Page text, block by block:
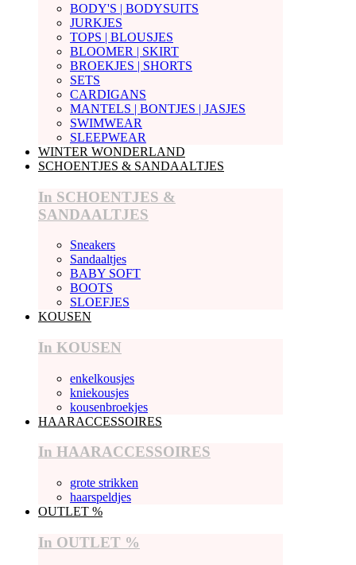
BODY'S | BODYSUITS
JURKJES
TOPS | BLOUSJES
BLOOMER | SKIRT
BROEKJES | SHORTS
SETS
CARDIGANS
MANTELS | BONTJES | JASJES
SWIMWEAR
SLEEPWEAR
WINTER WONDERLAND
SCHOENTJES & SANDAALTJES
In SCHOENTJES &
SANDAALTJES
Sneakers
Sandaaltjes
BABY SOFT
BOOTS
SLOEFJES
KOUSEN
In KOUSEN
enkelkousjes
kniekousjes
kousenbroekjes
HAARACCESSOIRES
In HAARACCESSOIRES
grote strikken
haarspeldjes
OUTLET %
In OUTLET %